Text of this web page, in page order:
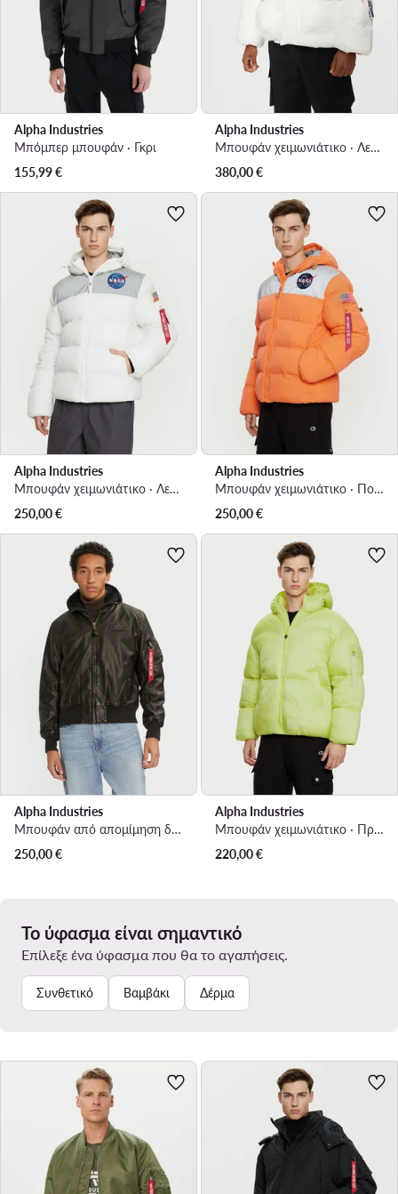
Alpha Industries
Μπόμπερ μπουφάν · Γκρι
155,99€
Alpha Industries
Μπουφάν χειμωνιάτικο · Λευκό
380,00€
Alpha Industries
Μπουφάν χειμωνιάτικο · Λευκό
250,00€
Alpha Industries
Μπουφάν χειμωνιάτικο · Πορτοκαλί
250,00€
Alpha Industries
Μπουφάν από απομίμηση δέρματος · Μαύρο
250,00€
Alpha Industries
Μπουφάν χειμωνιάτικο · Πράσινο
220,00€
Το ύφασμα είναι σημαντικό
Επίλεξε ένα ύφασμα που θα το αγαπήσεις.
Συνθετικό Βαμβάκι Δέρμα